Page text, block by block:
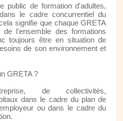
public de formation d'adultes,
le cadre concurrentiel du
signifie que chaque GRETA
de l'ensemble des formations
toujours être en situation de
de son environnement et
GRETA ?
de collectivités,
dans le cadre du plan de
ou dans le cadre du